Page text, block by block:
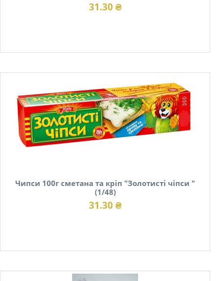
31.30 ₴
Чипси 100г сметана та кріп "Золотисті чіпси "
(1/48)
31.30 ₴